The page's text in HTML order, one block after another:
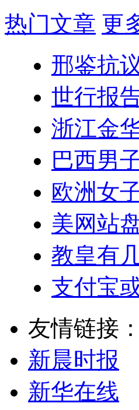
热门文章 更
邢鉴抗
世行报
浙江金
巴西男
欧洲女
美网站
教皇有
支付宝
友情链接：
新晨时报
新华在线